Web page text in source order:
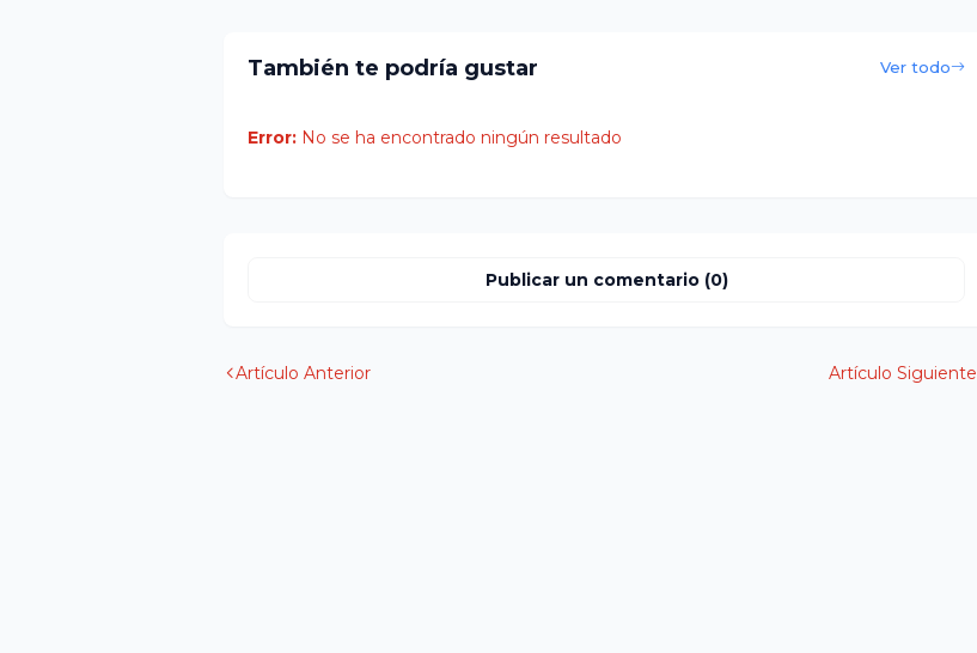
También te podría gustar Ver todo
Error: No se ha encontrado ningún resultado
Publicar un comentario (0)
Artículo Anterior Artículo Siguiente